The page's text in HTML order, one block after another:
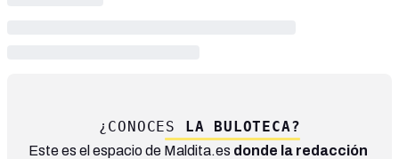
¿CONOCES LA BULOTECA?
Este es el espacio de Maldita.es donde la redacción